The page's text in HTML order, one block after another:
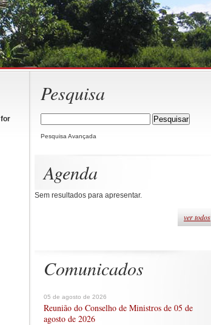
Pesquisa
Pesquisa Avançada
Agenda
Sem resultados para apresentar.
ver todos
Comunicados
05 de agosto de 2026
Reunião do Conselho de Ministros de 05 de
agosto de 2026